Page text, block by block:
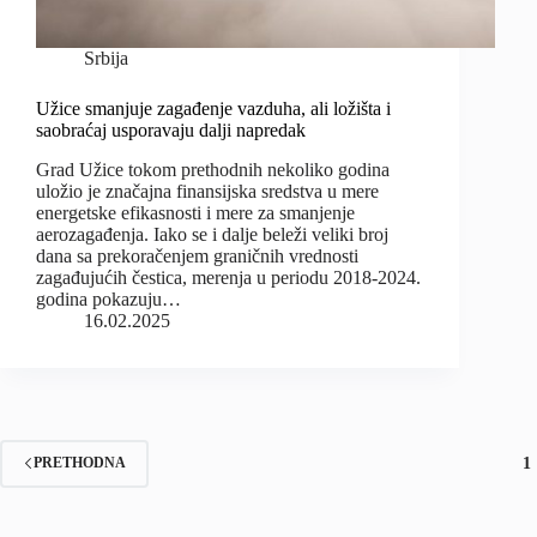
Srbija
Užice smanjuje zagađenje vazduha, ali ložišta i
saobraćaj usporavaju dalji napredak
Grad Užice tokom prethodnih nekoliko godina
uložio je značajna finansijska sredstva u mere
energetske efikasnosti i mere za smanjenje
aerozagađenja. Iako se i dalje beleži veliki broj
dana sa prekoračenjem graničnih vrednosti
zagađujućih čestica, merenja u periodu 2018-2024.
godina pokazuju…
16.02.2025
PRETHODNA 1